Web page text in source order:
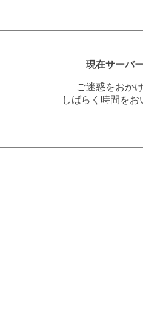
現在サーバ
ご迷惑をおか
しばらく時間を